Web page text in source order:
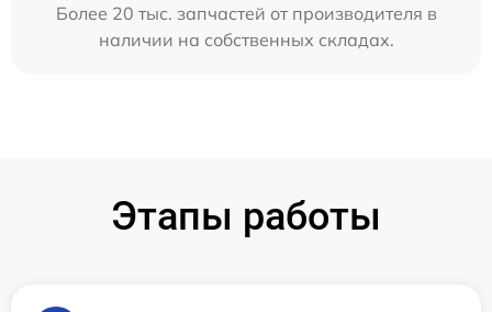
Более 20 тыс. запчастей от производителя в
наличии на собственных складах.
Этапы работы